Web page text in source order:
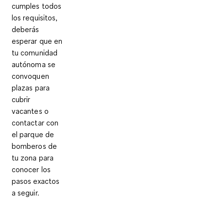
cumples todos
los requisitos,
deberás
esperar que en
tu comunidad
autónoma se
convoquen
plazas para
cubrir
vacantes o
contactar con
el parque de
bomberos de
tu zona para
conocer los
pasos exactos
a seguir.